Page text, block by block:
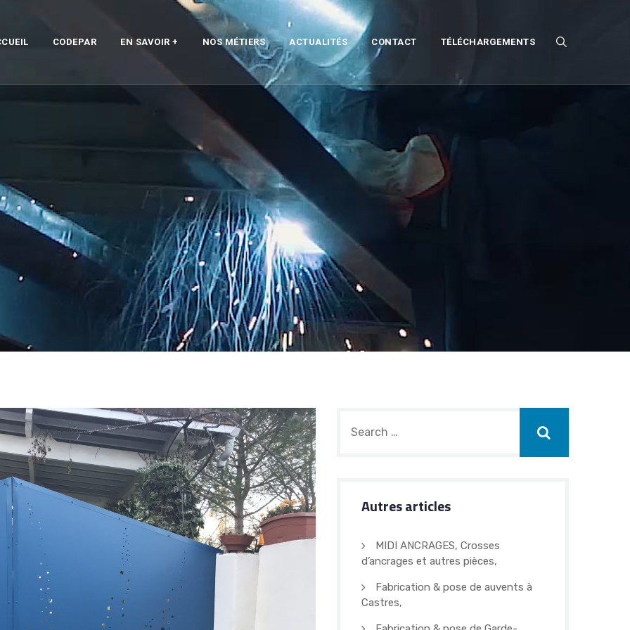
CODEPAR EN SAVOIR + NOS MÉTIERS ACTUALITÉS CONTACT TÉLÉCHARGEMENTS
Autres articles
MIDI ANCRAGES, Crosses
d’ancrages et autres pièces,
Fabrication & pose de auvents à
Castres,